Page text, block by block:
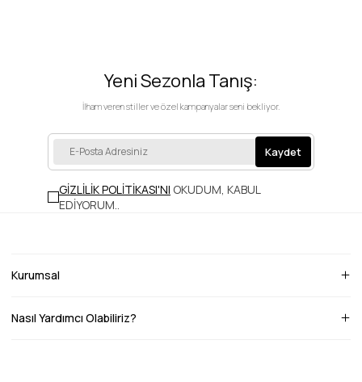
Yeni Sezonla Tanış:
İlham veren stiller ve özel kampanyalar seni bekliyor.
Kaydet
GİZLİLİK POLİTİKASI'NI OKUDUM, KABUL
EDİYORUM.
Kurumsal
Nasıl Yardımcı Olabiliriz?